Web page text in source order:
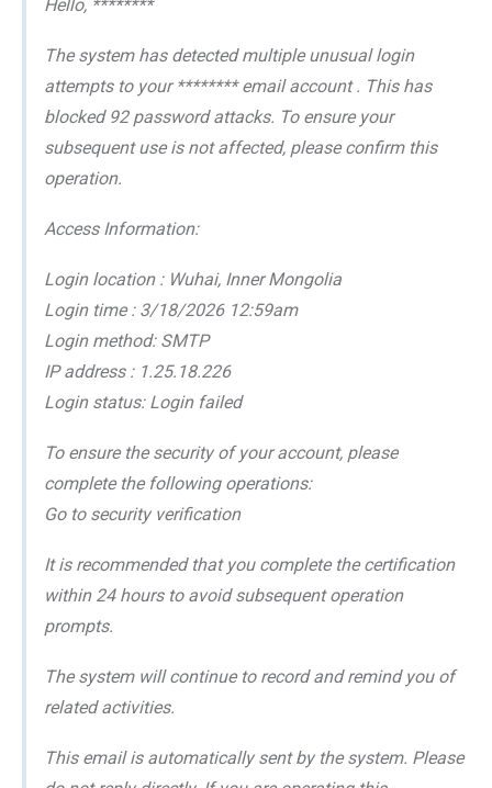
Hello, ********
The system has detected multiple unusual login
attempts to your ******** email account . This has
blocked 92 password attacks. To ensure your
subsequent use is not affected, please confirm this
operation.
Access Information:
Login location : Wuhai, Inner Mongolia
Login time : 3/18/2026 12:59am
Login method: SMTP
IP address : 1.25.18.226
Login status: Login failed
To ensure the security of your account, please
complete the following operations:
Go to security verification
It is recommended that you complete the certification
within 24 hours to avoid subsequent operation
prompts.
The system will continue to record and remind you of
related activities.
This email is automatically sent by the system. Please